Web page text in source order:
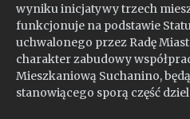
wyniku inicjatywy trzech
funkcjonuje na podstawie
uchwalonego przez Radę
charakter zabudowy
Mieszkaniową Suchanino,
stanowiącego sporą część